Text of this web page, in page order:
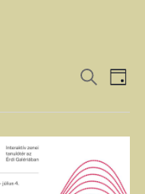
EVENTS
AND
VIEWS
Search
Day